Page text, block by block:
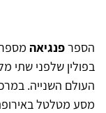
הספרפנגיאה
בפולין שלפני שתי
העולם השנייה.
מסע מטלטל